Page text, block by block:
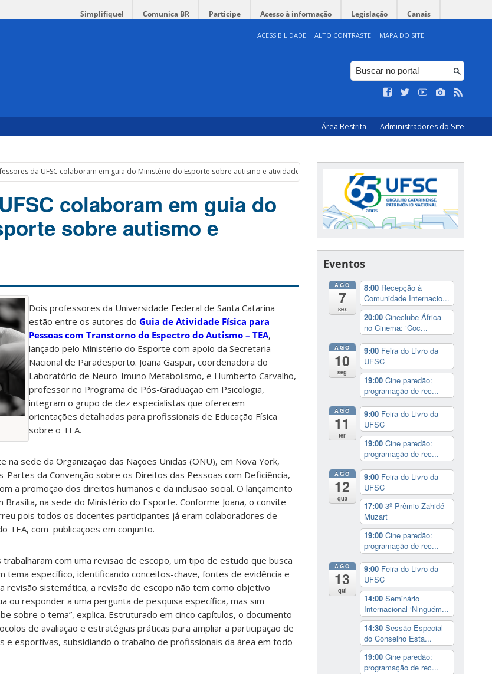
Simplifique! Comunica BR Participe Acesso à informação Legislação Canais
ACESSIBILIDADE ALTO CONTRASTE MAPA DO SITE
Área Restrita Administradores do Site
da UFSC colaboram em guia do Ministério do Esporte sobre autismo e atividade física
colaboram em guia do
sobre autismo e
Dois professores da Universidade Federal de Santa Catarina
estão entre os autores do Guia de Atividade Física para
Pessoas com Transtorno do Espectro do Autismo – TEA,
lançado pelo Ministério do Esporte com apoio da Secretaria
Nacional de Paradesporto. Joana Gaspar, coordenadora do
Laboratório de Neuro-Imuno Metabolismo, e Humberto Carvalho,
professor no Programa de Pós-Graduação em Psicologia,
integram o grupo de dez especialistas que oferecem
orientações detalhadas para profissionais de Educação Física
sobre o TEA.
sede da Organização das Nações Unidas (ONU), em Nova York,
Partes da Convenção sobre os Direitos das Pessoas com Deficiência,
a promoção dos direitos humanos e da inclusão social. O lançamento
na sede do Ministério do Esporte. Conforme Joana, o convite
pois todos os docentes participantes já eram colaboradores de
TEA, com publicações em conjunto.
com uma revisão de escopo, um tipo de estudo que busca
específico, identificando conceitos-chave, fontes de evidência e
revisão sistemática, a revisão de escopo não tem como objetivo
ou responder a uma pergunta de pesquisa específica, mas sim
sobre o tema”, explica. Estruturado em cinco capítulos, o documento
de avaliação e estratégias práticas para ampliar a participação de
e esportivas, subsidiando o trabalho de profissionais da área em todo
Eventos
AGO
7
sex
8:00 Recepção à
Comunidade Internacio...
20:00 Cineclube África
no Cinema: ‘Coc...
AGO
10
seg
9:00 Feira do Livro da
UFSC
19:00 Cine paredão:
programação de rec...
AGO
11
ter
9:00 Feira do Livro da
UFSC
19:00 Cine paredão:
programação de rec...
AGO
12
qua
9:00 Feira do Livro da
UFSC
17:00 3º Prêmio Zahidé
Muzart
19:00 Cine paredão:
programação de rec...
AGO
13
qui
9:00 Feira do Livro da
UFSC
14:00 Seminário
Internacional ‘Ninguém...
14:30 Sessão Especial
do Conselho Esta...
19:00 Cine paredão:
programação de rec...